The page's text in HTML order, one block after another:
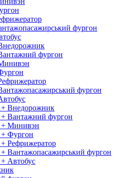
фургон
фургон
фургон
Внедорожник
Вантажний фургон
+ Минивэн
Фургон
Рефрижератор
Вантажопасажирський фургон
Автобус